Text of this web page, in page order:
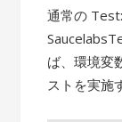
通常の
ば、環境変
ストを実施